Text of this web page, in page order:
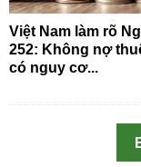
Việt Nam làm rõ
252: Không nợ
có nguy cơ...